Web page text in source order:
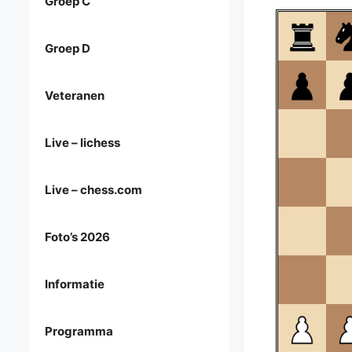
Groep D
Veteranen
Live – lichess
Live – chess.com
Foto’s 2026
Informatie
Programma